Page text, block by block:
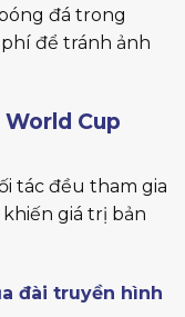
đá trong
để tránh ảnh
Cup
tác đều tham gia
giá trị bản
đài truyền hình